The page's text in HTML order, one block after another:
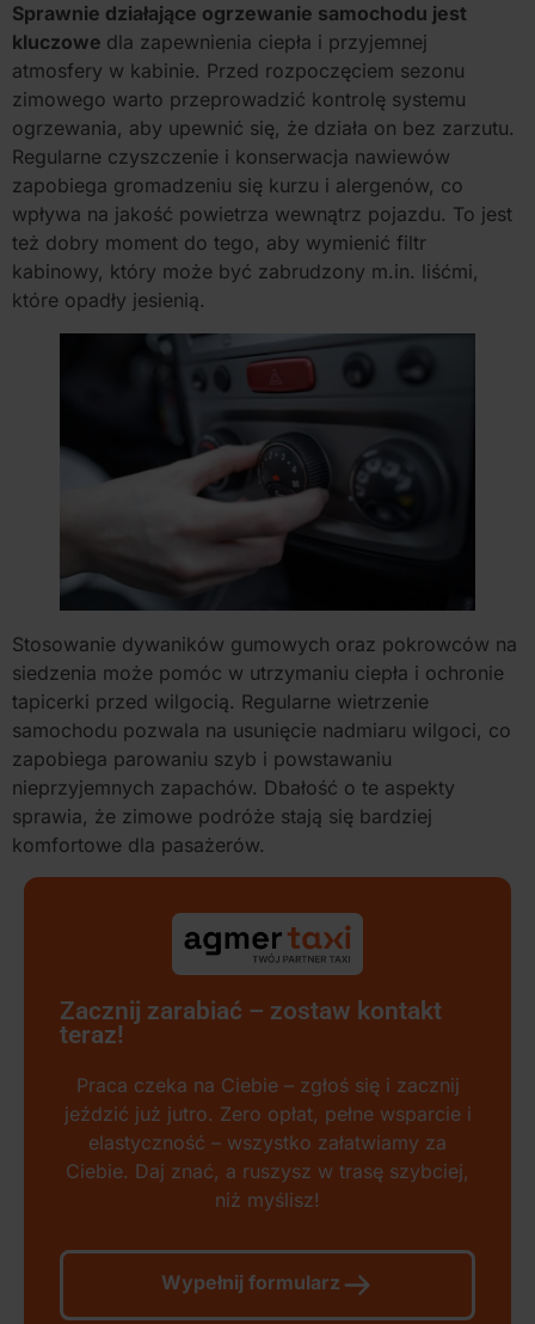
Sprawnie działające ogrzewanie samochodu jest
kluczowe dla zapewnienia ciepła i przyjemnej
atmosfery w kabinie. Przed rozpoczęciem sezonu
zimowego warto przeprowadzić kontrolę systemu
ogrzewania, aby upewnić się, że działa on bez zarzutu.
Regularne czyszczenie i konserwacja nawiewów
zapobiega gromadzeniu się kurzu i alergenów, co
wpływa na jakość powietrza wewnątrz pojazdu. To jest
też dobry moment do tego, aby wymienić filtr
kabinowy, który może być zabrudzony m.in. liśćmi,
które opadły jesienią.
Stosowanie dywaników gumowych oraz pokrowców na
siedzenia może pomóc w utrzymaniu ciepła i ochronie
tapicerki przed wilgocią. Regularne wietrzenie
samochodu pozwala na usunięcie nadmiaru wilgoci, co
zapobiega parowaniu szyb i powstawaniu
nieprzyjemnych zapachów. Dbałość o te aspekty
sprawia, że zimowe podróże stają się bardziej
komfortowe dla pasażerów.
Zacznij zarabiać – zostaw kontakt
teraz!
Praca czeka na Ciebie – zgłoś się i zacznij
jeździć już jutro. Zero opłat, pełne wsparcie i
elastyczność – wszystko załatwiamy za
Ciebie. Daj znać, a ruszysz w trasę szybciej,
niż myślisz!
Wypełnij formularz